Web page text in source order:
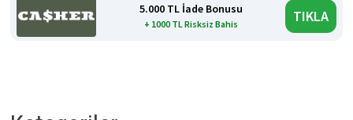
5.000 TL İade Bonusu
+ 1000 TL Risksiz Bahis TIKLA